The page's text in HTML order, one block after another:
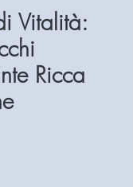
Vitalità:
Ricca